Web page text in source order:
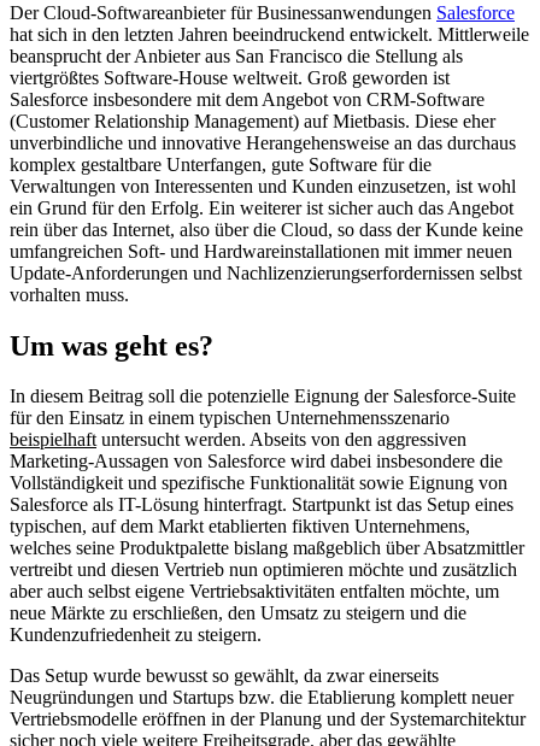
Der Cloud-Softwareanbieter für Businessanwendungen Salesforce
hat sich in den letzten Jahren beeindruckend entwickelt. Mittlerweile
beansprucht der Anbieter aus San Francisco die Stellung als
viertgrößtes Software-House weltweit. Groß geworden ist
Salesforce insbesondere mit dem Angebot von CRM-Software
(Customer Relationship Management) auf Mietbasis. Diese eher
unverbindliche und innovative Herangehensweise an das durchaus
komplex gestaltbare Unterfangen, gute Software für die
Verwaltungen von Interessenten und Kunden einzusetzen, ist wohl
ein Grund für den Erfolg. Ein weiterer ist sicher auch das Angebot
rein über das Internet, also über die Cloud, so dass der Kunde keine
umfangreichen Soft- und Hardwareinstallationen mit immer neuen
Update-Anforderungen und Nachlizenzierungserfordernissen selbst
vorhalten muss.
Um was geht es?
In diesem Beitrag soll die potenzielle Eignung der Salesforce-Suite
für den Einsatz in einem typischen Unternehmensszenario
beispielhaftuntersucht werden. Abseits von den aggressiven
Marketing-Aussagen von Salesforce wird dabei insbesondere die
Vollständigkeit und spezifische Funktionalität sowie Eignung von
Salesforce als IT-Lösung hinterfragt. Startpunkt ist das Setup eines
typischen, auf dem Markt etablierten fiktiven Unternehmens,
welches seine Produktpalette bislang maßgeblich über Absatzmittler
vertreibt und diesen Vertrieb nun optimieren möchte und zusätzlich
aber auch selbst eigene Vertriebsaktivitäten entfalten möchte, um
neue Märkte zu erschließen, den Umsatz zu steigern und die
Kundenzufriedenheit zu steigern.
Das Setup wurde bewusst so gewählt, da zwar einerseits
Neugründungen und Startups bzw. die Etablierung komplett neuer
Vertriebsmodelle eröffnen in der Planung und der Systemarchitektur
sicher noch viele weitere Freiheitsgrade, aber das gewählte